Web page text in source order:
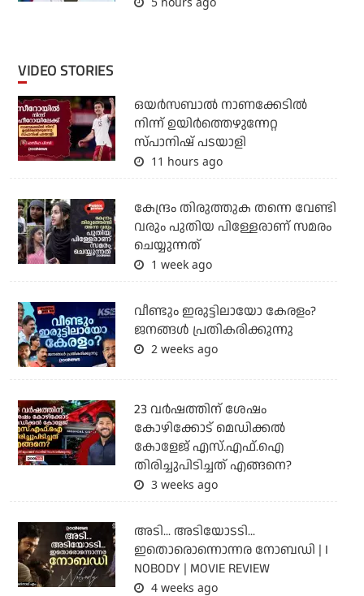
VIDEO STORIES
ഒയര്‍സബാൽ നാണക്കേടിൽ
നിന്ന് ഉയിർത്തെഴുന്നേറ്റ
സ്പാനിഷ് പടയാളി
11 hours ago
കേന്ദ്രം തിരുത്തുക തന്നെ വേണ്ടി
വരും പുതിയ പിള്ളേരാണ് സമരം
ചെയ്യുന്നത്
1 week ago
വീണ്ടും ഇരുട്ടിലായോ കേരളം?
ജനങ്ങൾ പ്രതികരിക്കുന്നു
2 weeks ago
23 വർഷത്തിന് ശേഷം
കോഴിക്കോട് മെഡിക്കൽ
കോളേജ് എസ്.എഫ്.ഐ
തിരിച്ചുപിടിച്ചത് എങ്ങനെ?
3 weeks ago
അടി... അടിയോടടി...
ഇതൊരൊന്നൊന്നര നോബഡി | I
NOBODY | MOVIE REVIEW
4 weeks ago